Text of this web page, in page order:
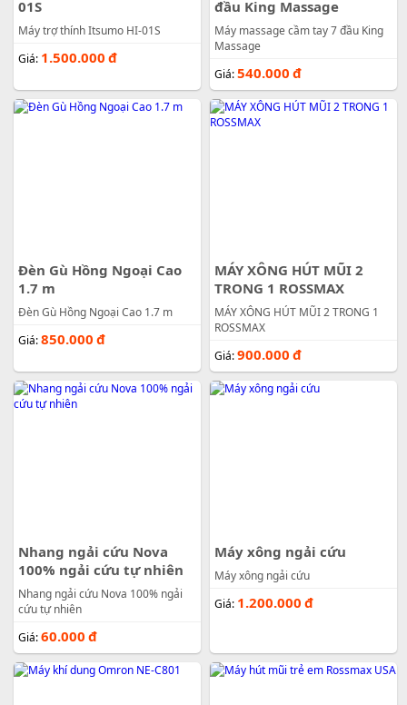
01S
Máy trợ thính Itsumo HI-01S
Giá: 1.500.000 đ
đầu King Massage
Máy massage cầm tay 7 đầu King
Massage
Giá:540.000 đ
Đèn Gù Hồng Ngoại Cao
1.7 m
Đèn Gù Hồng Ngoại Cao 1.7 m
Giá:850.000 đ
MÁY XÔNG HÚT MŨI 2
TRONG 1 ROSSMAX
MÁY XÔNG HÚT MŨI 2 TRONG 1
ROSSMAX
Giá:900.000 đ
Nhang ngải cứu Nova
100% ngải cứu tự nhiên
Nhang ngải cứu Nova 100% ngải
cứu tự nhiên
Giá:60.000 đ
Máy xông ngải cứu
Máy xông ngải cứu
Giá: 1.200.000 đ